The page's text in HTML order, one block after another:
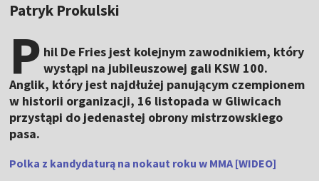
Patryk Prokulski
P hil De Fries jest kolejnym zawodnikiem, który
wystąpi na jubileuszowej gali KSW 100.
Anglik, który jest najdłużej panującym czempionem
w historii organizacji, 16 listopada w Gliwicach
przystąpi do jedenastej obrony mistrzowskiego
pasa.
Polka z kandydaturą na nokaut roku w MMA [WIDEO]